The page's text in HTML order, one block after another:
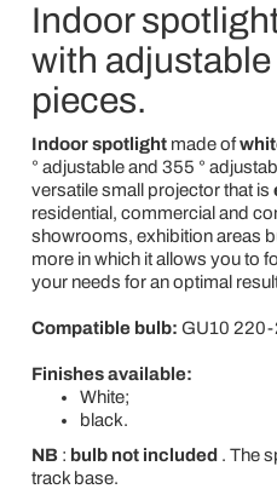
Indoor
with
pieces.
Indoor spotlightmade of
° adjustable and 355 °
versatile small projector that is
residential, commercial and
showrooms, exhibition areas
more in which it allows you to
your needs for an optimal
Compatible bulb: GU10
Finishes available:
White;
black.
NB: bulb not included . The
track base.